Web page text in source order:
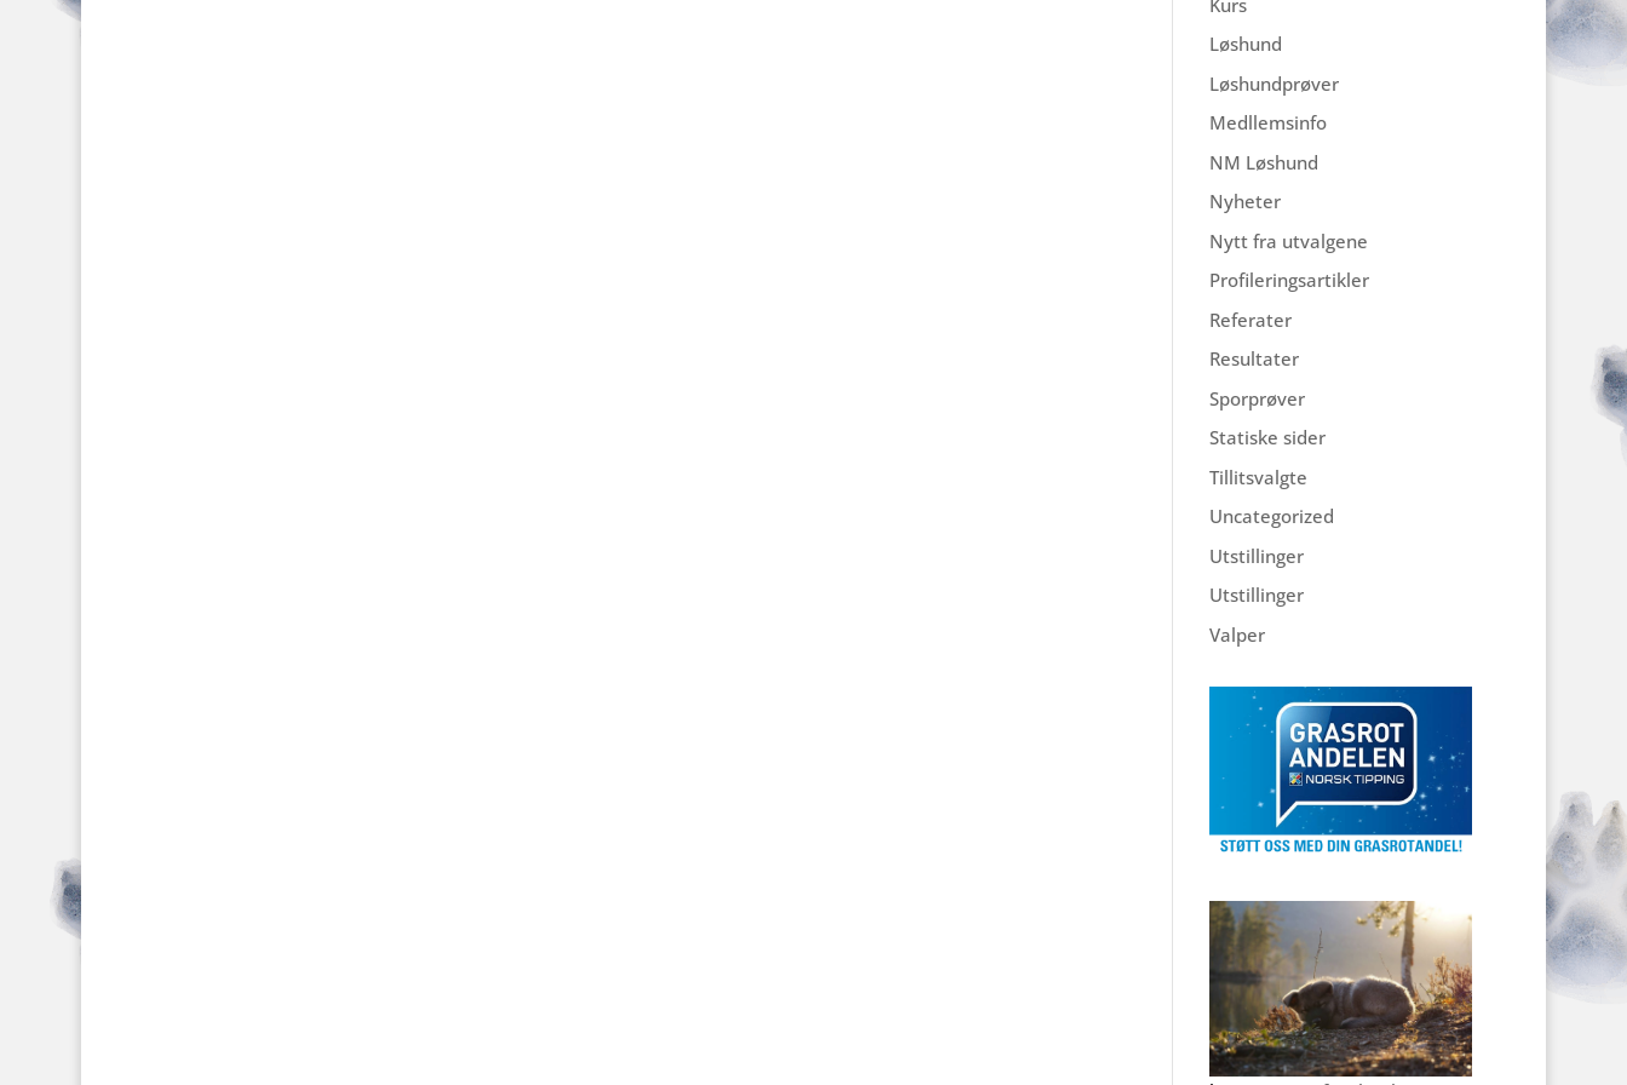
Løshund
Løshundprøver
Medllemsinfo
NM Løshund
Nyheter
Nytt fra utvalgene
Profileringsartikler
Referater
Resultater
Sporprøver
Statiske sider
Tillitsvalgte
Uncategorized
Utstillinger
Utstillinger
Valper